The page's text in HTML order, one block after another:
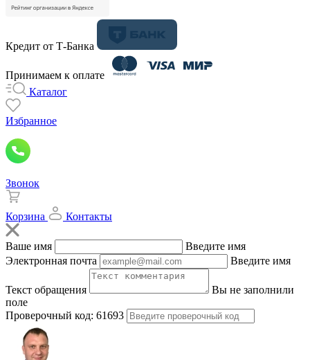
Кредит от Т-Банка
Принимаем к оплате
Каталог
Избранное
Звонок
Корзина Контакты
Ваше имя
Введите имя
Электронная почта
Введите имя
Текст обращения
Вы не заполнили
поле
Проверочный код: 61693